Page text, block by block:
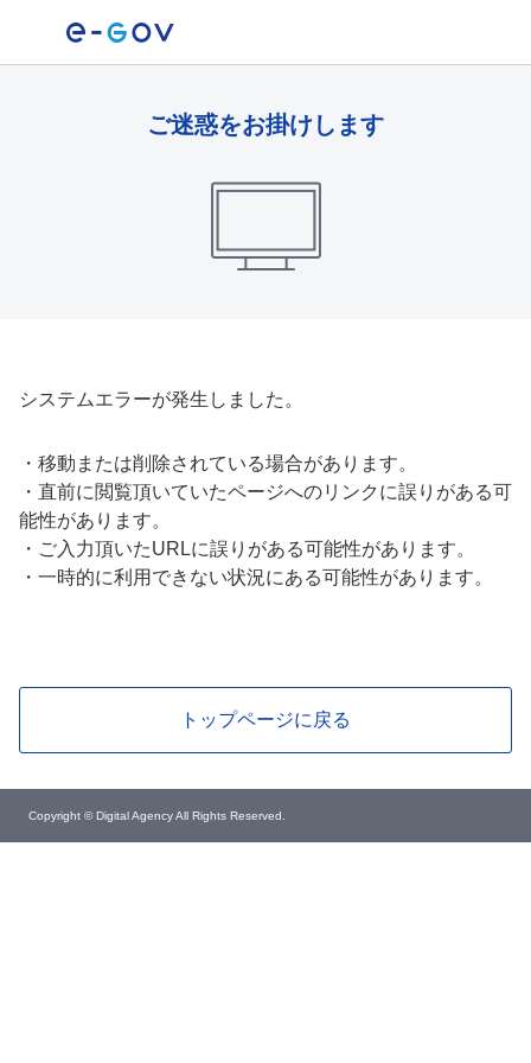
ご迷惑をお掛けします
システムエラーが発生しました。
・ 移動または削除されている場合があります。
・ 直前に閲覧頂いていたページへのリンクに誤りがある可
能性があります。
・ ご入力頂いたURLに誤りがある可能性があります。
・ 一時的に利用できない状況にある可能性があります。
トップページに戻る
Copyright © Digital Agency All Rights Reserved.